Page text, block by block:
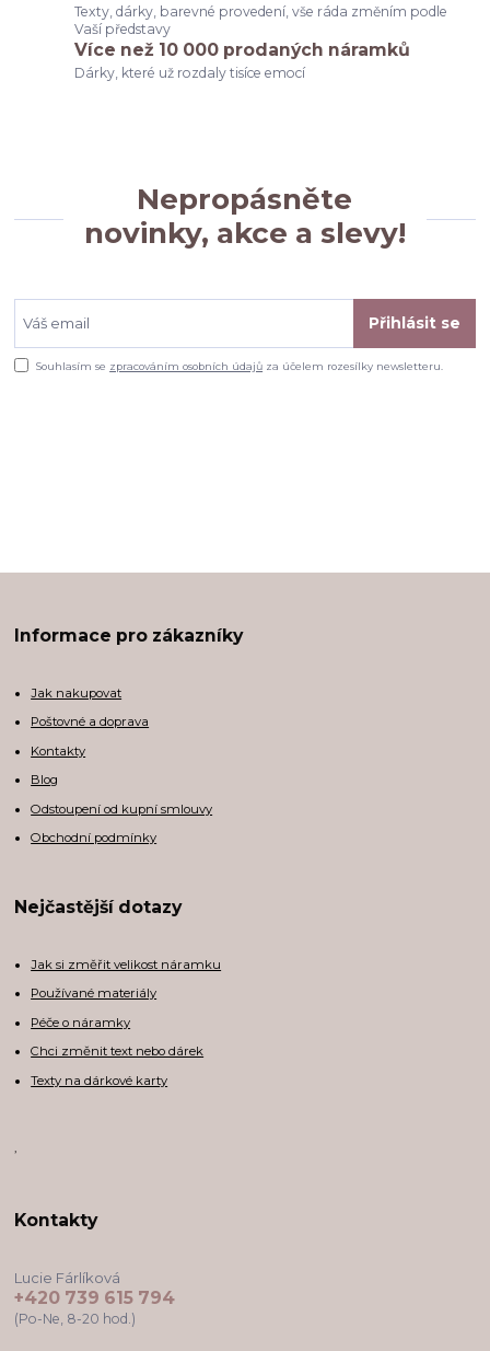
Texty, dárky, barevné provedení, vše ráda změním podle
Vaší představy
Více než 10 000 prodaných náramků
Dárky, které už rozdaly tisíce emocí
Nepropásněte
novinky, akce a slevy!
Přihlásit se
Souhlasím se zpracováním osobních údajů za účelem rozesílky newsletteru.
Informace pro zákazníky
Jak nakupovat
Poštovné a doprava
Kontakty
Blog
Odstoupení od kupní smlouvy
Obchodní podmínky
Nejčastější dotazy
Jak si změřit velikost náramku
Používané materiály
Péče o náramky
Chci změnit text nebo dárek
Texty na dárkové karty
,
Kontakty
Lucie Fárlíková
+420 739 615 794
(Po-Ne, 8-20 hod.)